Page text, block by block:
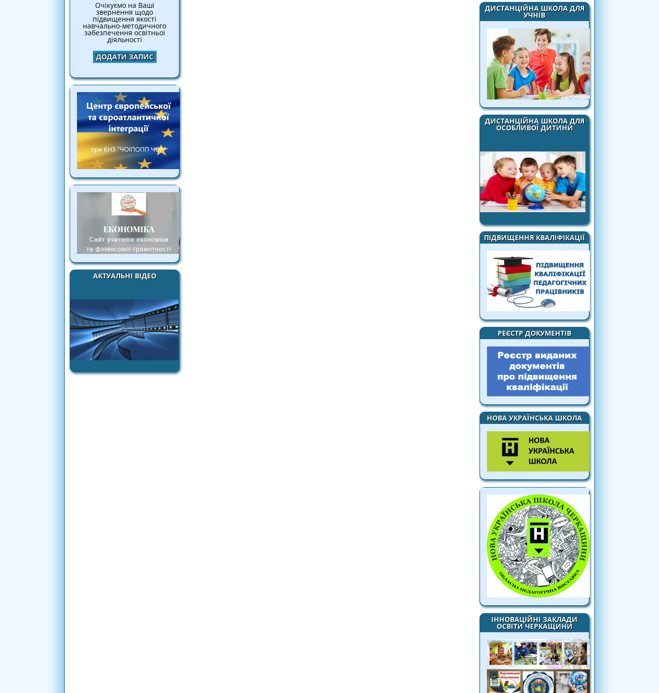
Очікуємо на Ваші
звернення щодо
підвищення якості
навчально-методичного
забезпечення освітньої
діяльності
ДОДАТИ ЗАПИС
АКТУАЛЬНІ ВІДЕО
ДИСТАНЦІЙНА ШКОЛА ДЛЯ
УЧНІВ
ДИСТАНЦІЙНА ШКОЛА ДЛЯ
ОСОБЛИВОЇ ДИТИНИ
ПІДВИЩЕННЯ КВАЛІФІКАЦІЇ
РЕЄСТР ДОКУМЕНТІВ
НОВА УКРАЇНСЬКА ШКОЛА
ІННОВАЦІЙНІ ЗАКЛАДИ
ОСВІТИ ЧЕРКАЩИНИ